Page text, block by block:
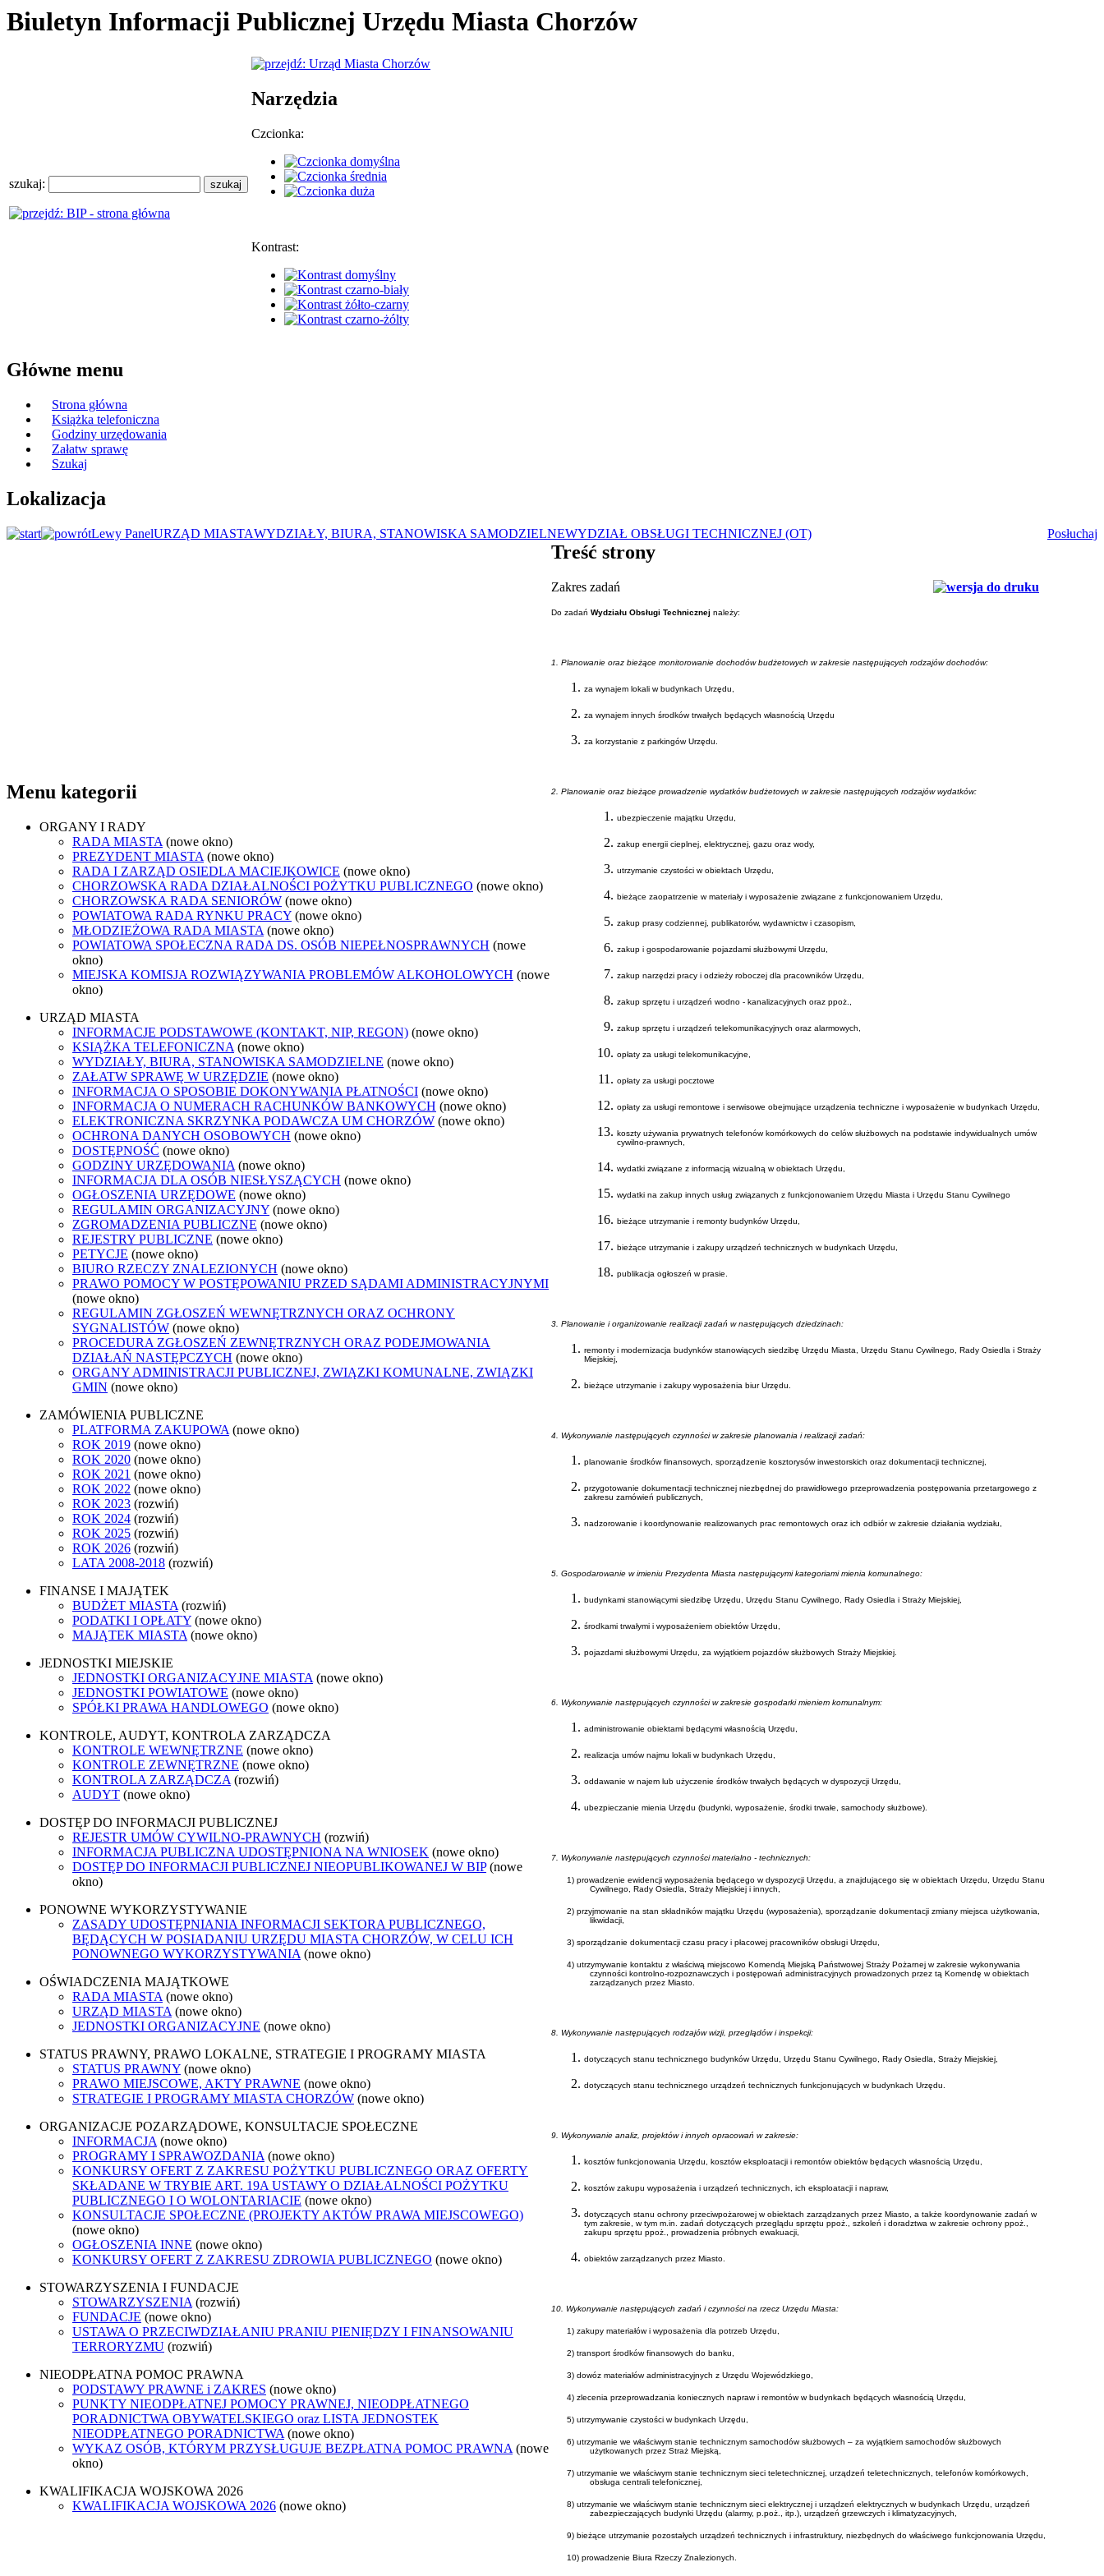
Biuletyn Informacji Publicznej Urzędu Miasta Chorzów
szukaj:
Narzędzia
Czcionka:
Kontrast:
Główne menu
Strona główna
Książka telefoniczna
Godziny urzędowania
Załatw sprawę
Szukaj
Lokalizacja
Posłuchaj
Lewy PanelURZĄD MIASTAWYDZIAŁY, BIURA, STANOWISKA SAMODZIELNEWYDZIAŁ OBSŁUGI TECHNICZNEJ (OT)
Menu kategorii
ORGANY I RADY
RADA MIASTA (nowe okno)
PREZYDENT MIASTA (nowe okno)
RADA I ZARZĄD OSIEDLA MACIEJKOWICE (nowe okno)
CHORZOWSKA RADA DZIAŁALNOŚCI POŻYTKU PUBLICZNEGO (nowe okno)
CHORZOWSKA RADA SENIORÓW (nowe okno)
POWIATOWA RADA RYNKU PRACY (nowe okno)
MŁODZIEŻOWA RADA MIASTA (nowe okno)
POWIATOWA SPOŁECZNA RADA DS. OSÓB NIEPEŁNOSPRAWNYCH (nowe
okno)
MIEJSKA KOMISJA ROZWIĄZYWANIA PROBLEMÓW ALKOHOLOWYCH (nowe
okno)
URZĄD MIASTA
INFORMACJE PODSTAWOWE (KONTAKT, NIP, REGON) (nowe okno)
KSIĄŻKA TELEFONICZNA (nowe okno)
WYDZIAŁY, BIURA, STANOWISKA SAMODZIELNE (nowe okno)
ZAŁATW SPRAWĘ W URZĘDZIE (nowe okno)
INFORMACJA O SPOSOBIE DOKONYWANIA PŁATNOŚCI (nowe okno)
INFORMACJA O NUMERACH RACHUNKÓW BANKOWYCH (nowe okno)
ELEKTRONICZNA SKRZYNKA PODAWCZA UM CHORZÓW (nowe okno)
OCHRONA DANYCH OSOBOWYCH (nowe okno)
DOSTĘPNOŚĆ (nowe okno)
GODZINY URZĘDOWANIA (nowe okno)
INFORMACJA DLA OSÓB NIESŁYSZĄCYCH (nowe okno)
OGŁOSZENIA URZĘDOWE (nowe okno)
REGULAMIN ORGANIZACYJNY (nowe okno)
ZGROMADZENIA PUBLICZNE (nowe okno)
REJESTRY PUBLICZNE (nowe okno)
PETYCJE (nowe okno)
BIURO RZECZY ZNALEZIONYCH (nowe okno)
PRAWO POMOCY W POSTĘPOWANIU PRZED SĄDAMI ADMINISTRACYJNYMI
(nowe okno)
REGULAMIN ZGŁOSZEŃ WEWNĘTRZNYCH ORAZ OCHRONY
SYGNALISTÓW (nowe okno)
PROCEDURA ZGŁOSZEŃ ZEWNĘTRZNYCH ORAZ PODEJMOWANIA
DZIAŁAŃ NASTĘPCZYCH (nowe okno)
ORGANY ADMINISTRACJI PUBLICZNEJ, ZWIĄZKI KOMUNALNE, ZWIĄZKI
GMIN (nowe okno)
ZAMÓWIENIA PUBLICZNE
PLATFORMA ZAKUPOWA (nowe okno)
ROK 2019 (nowe okno)
ROK 2020 (nowe okno)
ROK 2021 (nowe okno)
ROK 2022 (nowe okno)
ROK 2023 (rozwiń)
ROK 2024 (rozwiń)
ROK 2025 (rozwiń)
ROK 2026 (rozwiń)
LATA 2008-2018 (rozwiń)
FINANSE I MAJĄTEK
BUDŻET MIASTA (rozwiń)
PODATKI I OPŁATY (nowe okno)
MAJĄTEK MIASTA (nowe okno)
JEDNOSTKI MIEJSKIE
JEDNOSTKI ORGANIZACYJNE MIASTA (nowe okno)
JEDNOSTKI POWIATOWE (nowe okno)
SPÓŁKI PRAWA HANDLOWEGO (nowe okno)
KONTROLE, AUDYT, KONTROLA ZARZĄDCZA
KONTROLE WEWNĘTRZNE (nowe okno)
KONTROLE ZEWNĘTRZNE (nowe okno)
KONTROLA ZARZĄDCZA (rozwiń)
AUDYT (nowe okno)
DOSTĘP DO INFORMACJI PUBLICZNEJ
REJESTR UMÓW CYWILNO-PRAWNYCH (rozwiń)
INFORMACJA PUBLICZNA UDOSTĘPNIONA NA WNIOSEK (nowe okno)
DOSTĘP DO INFORMACJI PUBLICZNEJ NIEOPUBLIKOWANEJ W BIP (nowe
okno)
PONOWNE WYKORZYSTYWANIE
ZASADY UDOSTĘPNIANIA INFORMACJI SEKTORA PUBLICZNEGO,
BĘDĄCYCH W POSIADANIU URZĘDU MIASTA CHORZÓW, W CELU ICH
PONOWNEGO WYKORZYSTYWANIA (nowe okno)
OŚWIADCZENIA MAJĄTKOWE
RADA MIASTA (nowe okno)
URZĄD MIASTA (nowe okno)
JEDNOSTKI ORGANIZACYJNE (nowe okno)
STATUS PRAWNY, PRAWO LOKALNE, STRATEGIE I PROGRAMY MIASTA
STATUS PRAWNY (nowe okno)
PRAWO MIEJSCOWE, AKTY PRAWNE (nowe okno)
STRATEGIE I PROGRAMY MIASTA CHORZÓW (nowe okno)
ORGANIZACJE POZARZĄDOWE, KONSULTACJE SPOŁECZNE
INFORMACJA (nowe okno)
PROGRAMY I SPRAWOZDANIA (nowe okno)
KONKURSY OFERT Z ZAKRESU POŻYTKU PUBLICZNEGO ORAZ OFERTY
SKŁADANE W TRYBIE ART. 19A USTAWY O DZIAŁALNOŚCI POŻYTKU
PUBLICZNEGO I O WOLONTARIACIE (nowe okno)
KONSULTACJE SPOŁECZNE (PROJEKTY AKTÓW PRAWA MIEJSCOWEGO)
(nowe okno)
OGŁOSZENIA INNE (nowe okno)
KONKURSY OFERT Z ZAKRESU ZDROWIA PUBLICZNEGO (nowe okno)
STOWARZYSZENIA I FUNDACJE
STOWARZYSZENIA (rozwiń)
FUNDACJE (nowe okno)
USTAWA O PRZECIWDZIAŁANIU PRANIU PIENIĘDZY I FINANSOWANIU
TERRORYZMU (rozwiń)
NIEODPŁATNA POMOC PRAWNA
PODSTAWY PRAWNE i ZAKRES (nowe okno)
PUNKTY NIEODPŁATNEJ POMOCY PRAWNEJ, NIEODPŁATNEGO
PORADNICTWA OBYWATELSKIEGO oraz LISTA JEDNOSTEK
NIEODPŁATNEGO PORADNICTWA (nowe okno)
WYKAZ OSÓB, KTÓRYM PRZYSŁUGUJE BEZPŁATNA POMOC PRAWNA (nowe
okno)
KWALIFIKACJA WOJSKOWA 2026
KWALIFIKACJA WOJSKOWA 2026 (nowe okno)
Treść strony
Zakres zadań
Do zadań Wydziału Obsługi Technicznej należy:
1. Planowanie oraz bieżące monitorowanie dochodów budżetowych w zakresie następujących rodzajów dochodów:
za wynajem lokali w budynkach Urzędu,
za wynajem innych środków trwałych będących własnością Urzędu
za korzystanie z parkingów Urzędu.
2. Planowanie oraz bieżące prowadzenie wydatków budżetowych w zakresie następujących rodzajów wydatków:
ubezpieczenie majątku Urzędu,
zakup energii cieplnej, elektrycznej, gazu oraz wody,
utrzymanie czystości w obiektach Urzędu,
bieżące zaopatrzenie w materiały i wyposażenie związane z funkcjonowaniem Urzędu,
zakup prasy codziennej, publikatorów, wydawnictw i czasopism,
zakup i gospodarowanie pojazdami służbowymi Urzędu,
zakup narzędzi pracy i odzieży roboczej dla pracowników Urzędu,
zakup sprzętu i urządzeń wodno - kanalizacyjnych oraz ppoż.,
zakup sprzętu i urządzeń telekomunikacyjnych oraz alarmowych,
opłaty za usługi telekomunikacyjne,
opłaty za usługi pocztowe
opłaty za usługi remontowe i serwisowe obejmujące urządzenia techniczne i wyposażenie w budynkach Urzędu,
koszty używania prywatnych telefonów komórkowych do celów służbowych na podstawie indywidualnych umów
cywilno-prawnych,
wydatki związane z informacją wizualną w obiektach Urzędu,
wydatki na zakup innych usług związanych z funkcjonowaniem Urzędu Miasta i Urzędu Stanu Cywilnego
bieżące utrzymanie i remonty budynków Urzędu,
bieżące utrzymanie i zakupy urządzeń technicznych w budynkach Urzędu,
publikacja ogłoszeń w prasie.
3. Planowanie i organizowanie realizacji zadań w następujących dziedzinach:
remonty i modernizacja budynków stanowiących siedzibę Urzędu Miasta, Urzędu Stanu Cywilnego, Rady Osiedla i Straży
Miejskiej,
bieżące utrzymanie i zakupy wyposażenia biur Urzędu.
4. Wykonywanie następujących czynności w zakresie planowania i realizacji zadań:
planowanie środków finansowych, sporządzenie kosztorysów inwestorskich oraz dokumentacji technicznej,
przygotowanie dokumentacji technicznej niezbędnej do prawidłowego przeprowadzenia postępowania przetargowego z
zakresu zamówień publicznych,
nadzorowanie i koordynowanie realizowanych prac remontowych oraz ich odbiór w zakresie działania wydziału,
5. Gospodarowanie w imieniu Prezydenta Miasta następującymi kategoriami mienia komunalnego:
budynkami stanowiącymi siedzibę Urzędu, Urzędu Stanu Cywilnego, Rady Osiedla i Straży Miejskiej,
środkami trwałymi i wyposażeniem obiektów Urzędu,
pojazdami służbowymi Urzędu, za wyjątkiem pojazdów służbowych Straży Miejskiej.
6. Wykonywanie następujących czynności w zakresie gospodarki mieniem komunalnym:
administrowanie obiektami będącymi własnością Urzędu,
realizacja umów najmu lokali w budynkach Urzędu,
oddawanie w najem lub użyczenie środków trwałych będących w dyspozycji Urzędu,
ubezpieczanie mienia Urzędu (budynki, wyposażenie, środki trwałe, samochody służbowe).
7. Wykonywanie następujących czynności materialno - technicznych:
1) prowadzenie ewidencji wyposażenia będącego w dyspozycji Urzędu, a znajdującego się w obiektach Urzędu, Urzędu Stanu
Cywilnego, Rady Osiedla, Straży Miejskieji innych,
2) przyjmowanie na stan składników majątku Urzędu (wyposażenia), sporządzanie dokumentacji zmiany miejsca użytkowania,
likwidacji,
3) sporządzanie dokumentacji czasu pracy i płacowej pracowników obsługi Urzędu,
4) utrzymywanie kontaktu z właściwą miejscowo Komendą Miejską Państwowej Straży Pożarnej w zakresie wykonywania
czynności kontrolno-rozpoznawczych i postępowań administracyjnych prowadzonych przez tą Komendę w obiektach
zarządzanych przez Miasto.
8. Wykonywanie następujących rodzajów wizji, przeglądów i inspekcji:
dotyczących stanu technicznego budynków Urzędu, Urzędu Stanu Cywilnego, Rady Osiedla, Straży Miejskiej,
dotyczących stanu technicznego urządzeń technicznych funkcjonujących w budynkach Urzędu.
9. Wykonywanie analiz, projektów i innych opracowań w zakresie:
kosztów funkcjonowania Urzędu, kosztów eksploatacji i remontów obiektów będących własnością Urzędu,
kosztów zakupu wyposażenia i urządzeń technicznych, ich eksploatacji i napraw,
dotyczących stanu ochrony przeciwpożarowej w obiektach zarządzanych przez Miasto, a także koordynowanie zadań w
tym zakresie, w tym m.in. zadań dotyczących przeglądu sprzętu ppoż., szkoleń i doradztwa w zakresie ochrony ppoż.,
zakupu sprzętu ppoż., prowadzenia próbnych ewakuacji,
obiektów zarządzanych przez Miasto.
10. Wykonywanie następujących zadań i czynności na rzecz Urzędu Miasta:
1) zakupy materiałów i wyposażenia dla potrzeb Urzędu,
2) transport środków finansowych do banku,
3) dowóz materiałów administracyjnych z Urzędu Wojewódzkiego,
4) zlecenia przeprowadzania koniecznych napraw i remontów w budynkach będących własnością Urzędu,
5) utrzymywanie czystości w budynkach Urzędu,
6) utrzymanie we właściwym stanie technicznym samochodów służbowych – za wyjątkiem samochodów służbowych
użytkowanych przez Straż Miejską,
7) utrzymanie we właściwym stanie technicznym sieci teletechnicznej, urządzeń teletechnicznych, telefonów komórkowych,
obsługa centrali telefonicznej,
8) utrzymanie we właściwym stanie technicznym sieci elektrycznej i urządzeń elektrycznych w budynkach Urzędu, urządzeń
zabezpieczających budynki Urzędu (alarmy, p.poż., itp.), urządzeń grzewczych i klimatyzacyjnych,
9) bieżące utrzymanie pozostałych urządzeń technicznych i infrastruktury, niezbędnych do właściwego funkcjonowania Urzędu,
10) prowadzenie Biura Rzeczy Znalezionych.